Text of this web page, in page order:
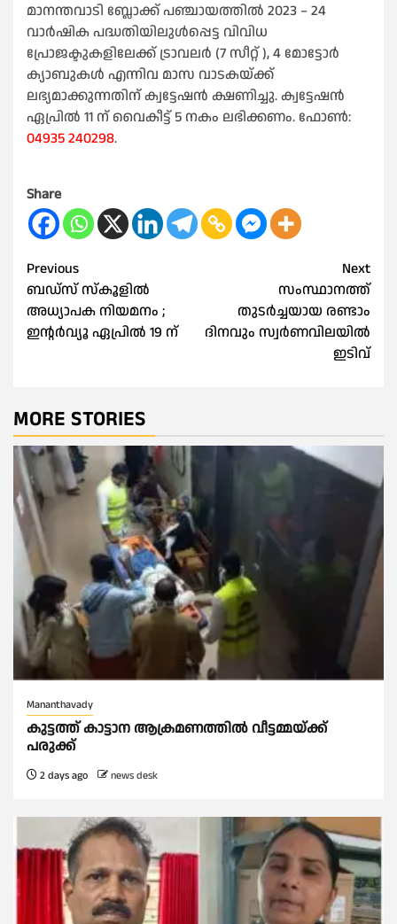
മാനന്തവാടി ബ്ലോക്ക് പഞ്ചായത്തിൽ 2023 – 24
വാർഷിക പദ്ധതിയിലുൾപ്പെട്ട വിവിധ
പ്രോജക്ടുകളിലേക്ക് ട്രാവലർ (7 സീറ്റ് ), 4 മോട്ടോർ
ക്യാബുകൾ എന്നിവ മാസ വാടകയ്ക്ക്
ലഭ്യമാക്കുന്നതിന് ക്വട്ടേഷൻ ക്ഷണിച്ചു. ക്വട്ടേഷൻ
ഏപ്രിൽ 11 ന് വൈകീട്ട് 5 നകം ലഭിക്കണം. ഫോൺ:
04935 240298.
Share
Post
navigation
Previous
ബഡ്സ് സ്‌കൂളില്‍
അധ്യാപക നിയമനം ;
ഇന്റർവ്യൂ ഏപ്രില്‍ 19 ന്
Next
സംസ്ഥാനത്ത്
തുടർച്ചയായ രണ്ടാം
ദിനവും സ്വർണവിലയിൽ
ഇടിവ്
MORE STORIES
Mananthavady
കുട്ടത്ത് കാട്ടാന ആക്രമണത്തിൽ വീട്ടമ്മയ്ക്ക്
പരുക്ക്
2 days ago news desk